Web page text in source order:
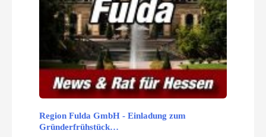
Region Fulda GmbH - Einladung zum
Gründerfrühstück…